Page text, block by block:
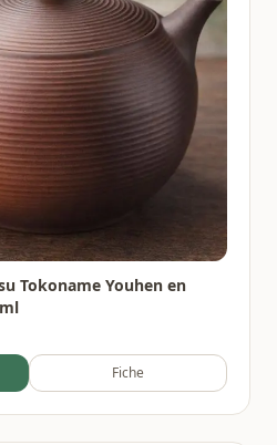
Tokoname Youhen en
Fiche